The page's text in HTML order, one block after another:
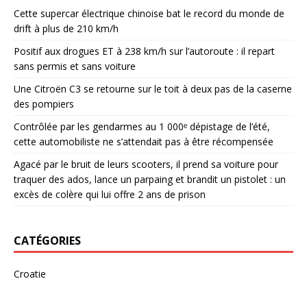
Cette supercar électrique chinoise bat le record du monde de
drift à plus de 210 km/h
Positif aux drogues ET à 238 km/h sur l’autoroute : il repart
sans permis et sans voiture
Une Citroën C3 se retourne sur le toit à deux pas de la caserne
des pompiers
Contrôlée par les gendarmes au 1 000ᵉ dépistage de l’été,
cette automobiliste ne s’attendait pas à être récompensée
Agacé par le bruit de leurs scooters, il prend sa voiture pour
traquer des ados, lance un parpaing et brandit un pistolet : un
excès de colère qui lui offre 2 ans de prison
CATÉGORIES
Croatie